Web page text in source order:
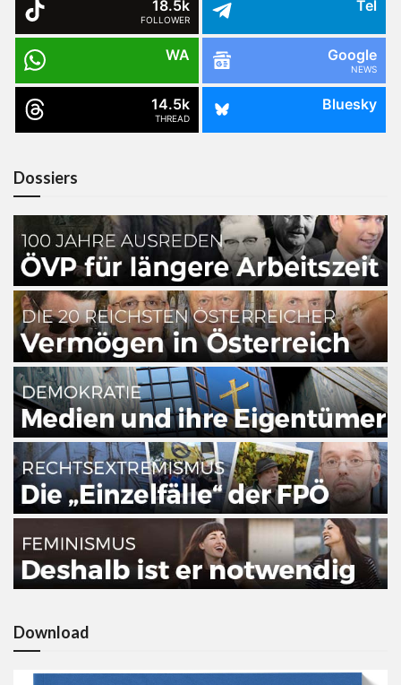
18.5k
FOLLOWER
Tel
WA Google
NEWS
14.5k
THREAD
Bluesky
Dossiers
Download